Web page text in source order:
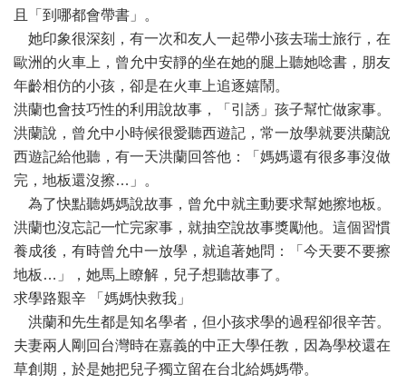
且「到哪都會帶書」。
她印象很深刻，有一次和友人一起帶小孩去瑞士旅行，在
歐洲的火車上，曾允中安靜的坐在她的腿上聽她唸書，朋友
年齡相仿的小孩，卻是在火車上追逐嬉鬧。
洪蘭也會技巧性的利用說故事，「引誘」孩子幫忙做家事。
洪蘭說，曾允中小時候很愛聽西遊記，常一放學就要洪蘭說
西遊記給他聽，有一天洪蘭回答他：「媽媽還有很多事沒做
完，地板還沒擦…」。
為了快點聽媽媽說故事，曾允中就主動要求幫她擦地板。
洪蘭也沒忘記一忙完家事，就抽空說故事獎勵他。這個習慣
養成後，有時曾允中一放學，就追著她問：「今天要不要擦
地板…」，她馬上瞭解，兒子想聽故事了。
求學路艱辛 「媽媽快救我」
洪蘭和先生都是知名學者，但小孩求學的過程卻很辛苦。
夫妻兩人剛回台灣時在嘉義的中正大學任教，因為學校還在
草創期，於是她把兒子獨立留在台北給媽媽帶。